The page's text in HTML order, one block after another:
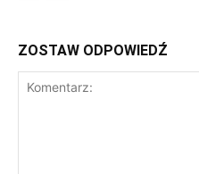
ZOSTAW ODPOWIEDŹ